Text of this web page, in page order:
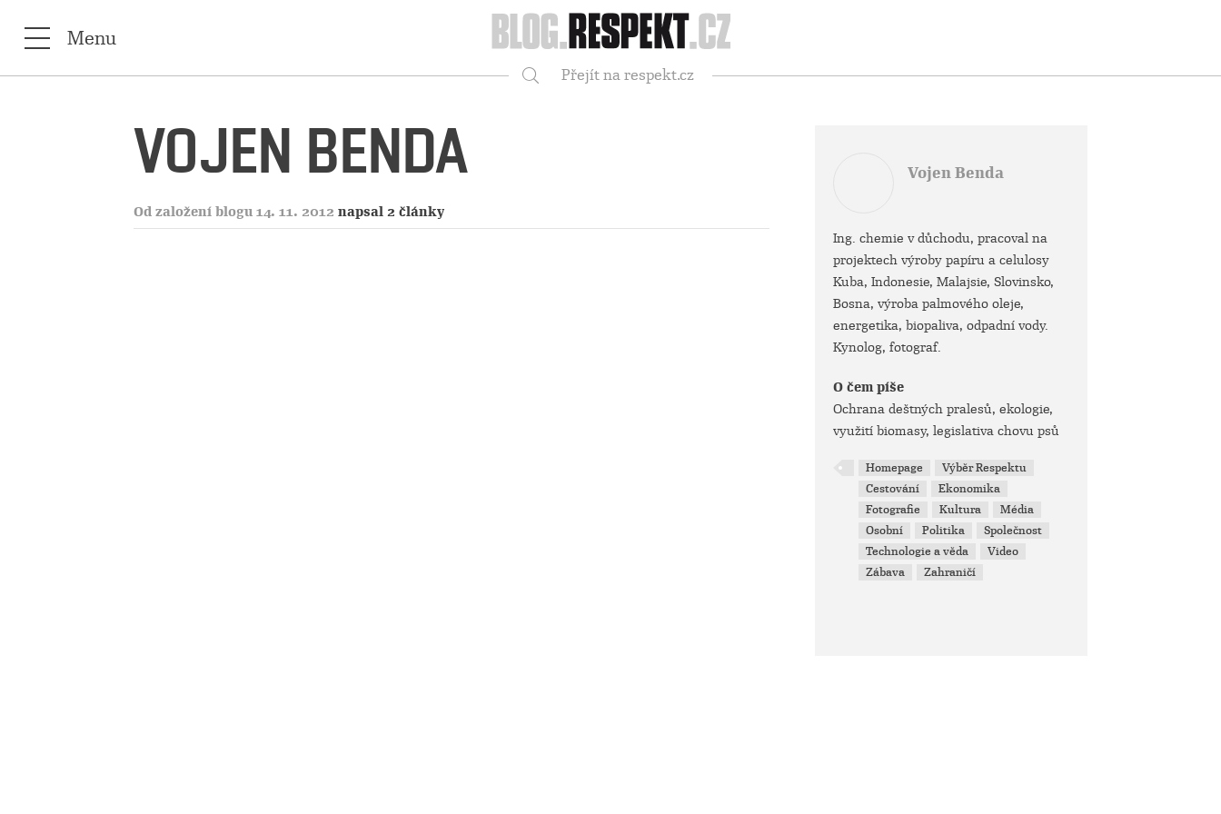
Respekt
Menu
Přejít na respekt.cz
VOJEN BENDA
Od založení blogu 14. 11. 2012 napsal 2 články
Vojen Benda
Ing. chemie v důchodu, pracoval na
projektech výroby papíru a celulosy
Kuba, Indonesie, Malajsie, Slovinsko,
Bosna, výroba palmového oleje,
energetika, biopaliva, odpadní vody.
Kynolog, fotograf.
O čem píše
Ochrana deštných pralesů, ekologie,
využití biomasy, legislativa chovu psů
Homepage
Výběr Respektu
Cestování
Ekonomika
Fotografie
Kultura
Média
Osobní
Politika
Společnost
Technologie a věda
Video
Zábava
Zahraničí